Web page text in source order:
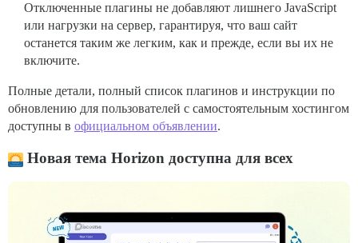
Отключенные плагины не добавляют лишнего JavaScript
или нагрузки на сервер, гарантируя, что ваш сайт
останется таким же легким, как и прежде, если вы их не
включите.
Полные детали, полный список плагинов и инструкции по
обновлению для пользователей с самостоятельным хостингом
доступны в официальном объявлении.
Новая тема Horizon доступна для всех